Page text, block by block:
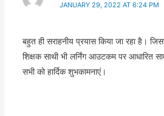
JANUARY 29, 2022 AT 6:24 PM
बहुत ही सराहनीय प्रयास किया जा रहा है।
शिक्षक साथी भी लर्निंग आउटकम पर आधारित
सभी को हार्दिक शुभकामनाएं।